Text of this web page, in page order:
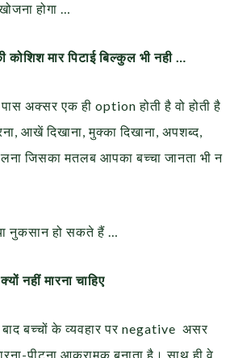
होगा …
कोशिश मार पिटाई बिल्कुल भी नही …
अक्सर एक ही option होती है वो होती है
आखें दिखाना, मुक्का दिखाना, अपशब्द,
जिसका मतलब आपका बच्चा जानता भी न
नुकसान हो सकते हैं …
नहीं मारना चाहिए
बच्‍चों के व्‍यवहार पर negative असर
पीटना आक्रामक बनाता है। साथ ही वे